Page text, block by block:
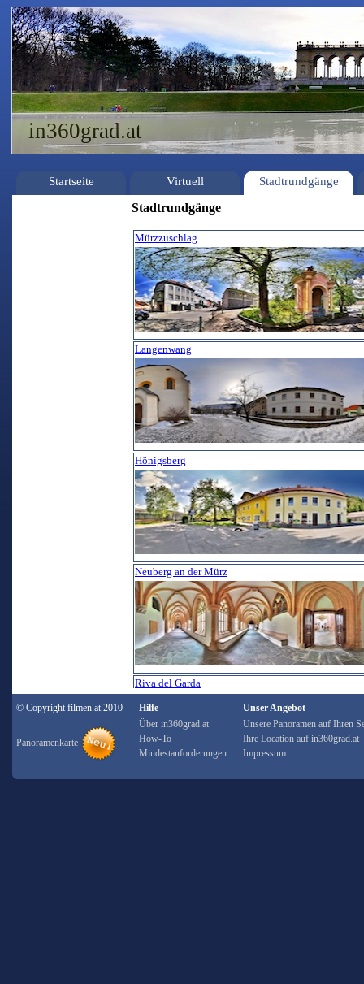
in360grad.at
Startseite Virtuell Stadtrundgänge
Stadtrundgänge
Mürzzuschlag
Langenwang
Hönigsberg
Neuberg an der Mürz
Riva del Garda
© Copyright filmen.at 2010
Panoramenkarte
Hilfe
Über in360grad.at
How-To
Mindestanforderungen
Unser Angebot
Unsere Panoramen auf Ihren
Ihre Location auf in360grad.at
Impressum